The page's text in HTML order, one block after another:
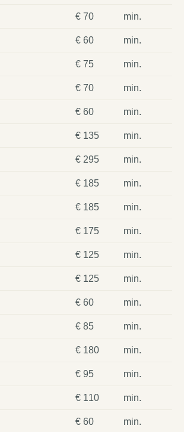
€ 70 min.
€ 60 min.
€ 75 min.
€ 70 min.
€ 60 min.
€ 135 min.
€ 295 min.
€ 185 min.
€ 185 min.
€ 175 min.
€ 125 min.
€ 125 min.
€ 60 min.
€ 85 min.
€ 180 min.
€ 95 min.
€ 110 min.
€ 60 min.